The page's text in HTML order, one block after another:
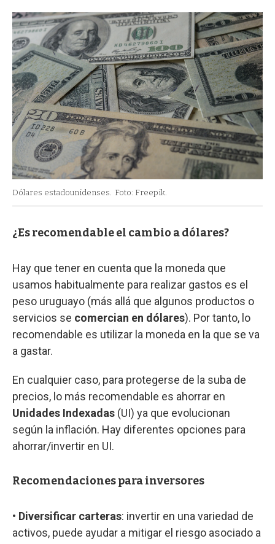
Dólares estadounidenses. Foto: Freepik.
¿Es recomendable el cambio a dólares?
Hay que tener en cuenta que la moneda que
usamos habitualmente para realizar gastos es el
peso uruguayo (más allá que algunos productos o
servicios se comercian en dólares). Por tanto, lo
recomendable es utilizar la moneda en la que se va
a gastar.
En cualquier caso, para protegerse de la suba de
precios, lo más recomendable es ahorrar en
Unidades Indexadas (UI) ya que evolucionan
según la inflación. Hay diferentes opciones para
ahorrar/invertir en UI.
Recomendaciones para inversores
• Diversificar carteras: invertir en una variedad de
activos, puede ayudar a mitigar el riesgo asociado a